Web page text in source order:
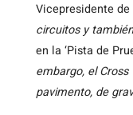
Vicepresidente
circuitos y
en la ‘Pista de
embargo, el
pavimento, de